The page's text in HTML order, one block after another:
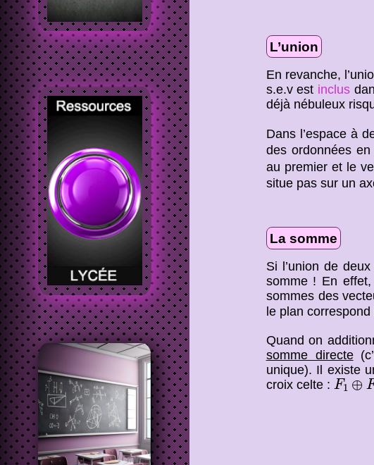
L’union
En revanche,
s.e.v est inclus
déjà nébuleux
Dans l’espace à
des ordonnées
au premier et le
situe pas sur un
La somme
Si l’union de
somme ! En
sommes des
le plan
Quand on
somme directe
unique). Il existe
croix celte : F1 ⊕ F
F1⊕ F